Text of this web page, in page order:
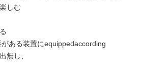
しむ
ある装置にequippedaccording
無し、